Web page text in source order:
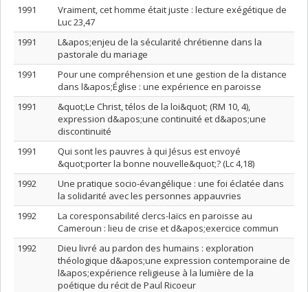
1991
Vraiment, cet homme était juste : lecture exégétique de
Luc 23,47
1991
L&apos;enjeu de la sécularité chrétienne dans la
pastorale du mariage
1991
Pour une compréhension et une gestion de la distance
dans l&apos;Église : une expérience en paroisse
1991
&quot;Le Christ, télos de la loi&quot; (RM 10, 4),
expression d&apos;une continuité et d&apos;une
discontinuité
1991
Qui sont les pauvres à qui Jésus est envoyé
&quot;porter la bonne nouvelle&quot;? (Lc 4,18)
1992
Une pratique socio-évangélique : une foi éclatée dans
la solidarité avec les personnes appauvries
1992
La coresponsabilité clercs-laïcs en paroisse au
Cameroun : lieu de crise et d&apos;exercice commun
1992
Dieu livré au pardon des humains : exploration
théologique d&apos;une expression contemporaine de
l&apos;expérience religieuse à la lumière de la
poétique du récit de Paul Ricoeur